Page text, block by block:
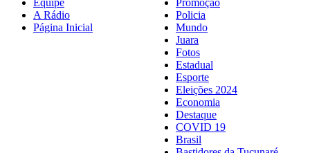
Equipe
A Rádio
Página Inicial
Promoção
Policia
Mundo
Juara
Fotos
Estadual
Esporte
Eleições 2024
Economia
Destaque
COVID 19
Brasil